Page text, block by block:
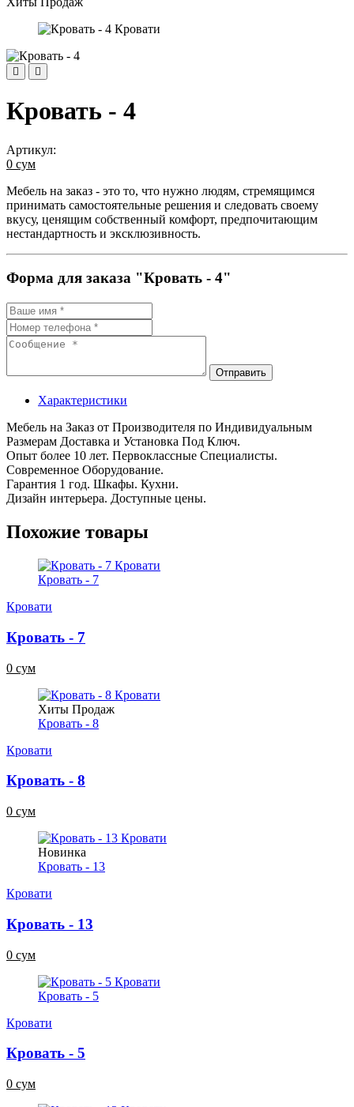
Кровать - 4
Артикул:
0 сум
Мебель на заказ - это то, что нужно людям, стремящимся
принимать самостоятельные решения и следовать своему
вкусу, ценящим собственный комфорт, предпочитающим
нестандартность и эксклюзивность.
Форма для заказа "Кровать - 4"
Отправить
Характеристики
Мебель на Заказ от Производителя по Индивидуальным
Размерам Доставка и Установка Под Ключ.
Опыт более 10 лет. Первоклассные Специалисты.
Современное Оборудование.
Гарантия 1 год. Шкафы. Кухни.
Дизайн интерьера. Доступные цены.
Похожие товары
Кровать - 7
Кровати
Кровать - 7
0 сум
Хиты Продаж
Кровать - 8
Кровати
Кровать - 8
0 сум
Новинка
Кровать - 13
Кровати
Кровать - 13
0 сум
Кровать - 5
Кровати
Кровать - 5
0 сум